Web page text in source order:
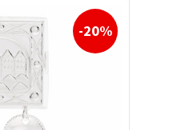
-20%